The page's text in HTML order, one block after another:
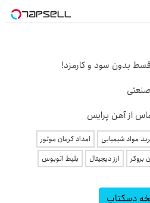
از آهن پرایس
مواد شیمیایی
امداد کرمان موتور
بروکر ارز دیجیتال بلیط اتوبوس
دسکتاپ